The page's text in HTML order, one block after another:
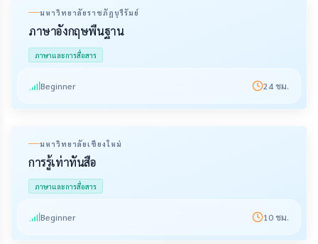
มหาวิทยาลัยราชภัฏบุรีรัมย์
ภาษาอังกฤษพื้นฐาน
ภาษาและการสื่อสาร
Beginner 24 ชม.
มหาวิทยาลัยเชียงใหม่
การรู้เท่าทันสื่อ
ภาษาและการสื่อสาร
Beginner 10 ชม.